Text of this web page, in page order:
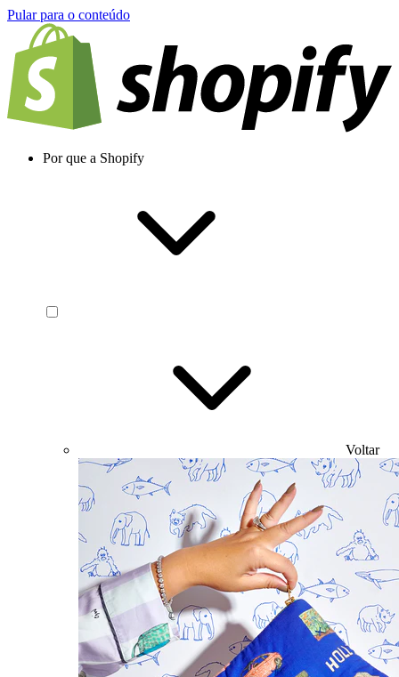
Pular para o conteúdo
Por que a Shopify
Voltar